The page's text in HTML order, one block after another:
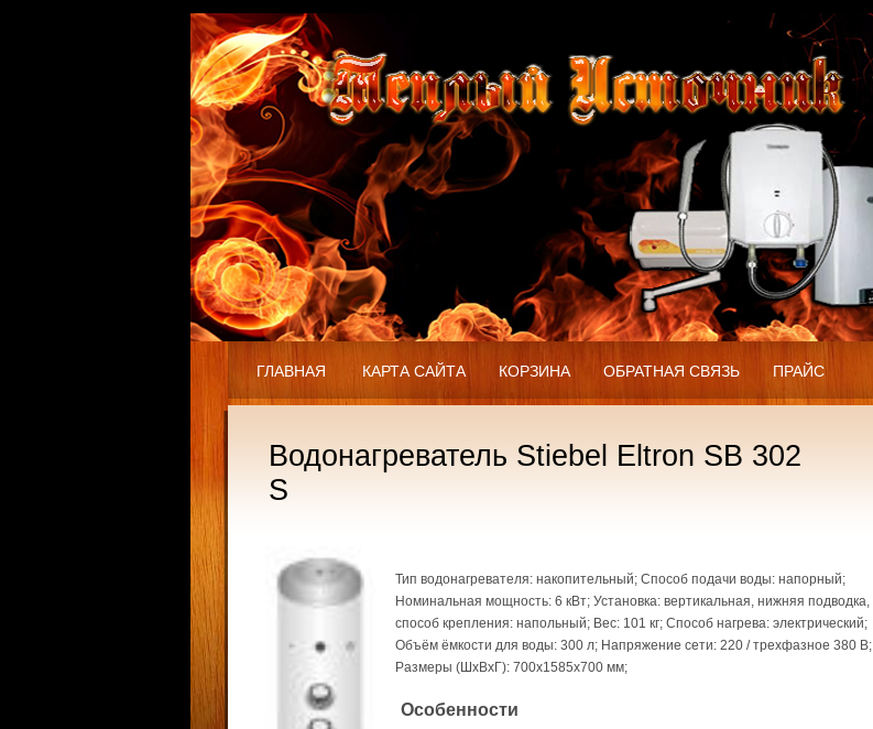
ГЛАВНАЯ КАРТА САЙТА КОРЗИНА ОБРАТНАЯ СВЯЗЬ ПРАЙС
Водонагреватель Stiebel Eltron SB 302
S
Тип водонагревателя: накопительный; Способ подачи воды: напорный;
Номинальная мощность: 6 кВт; Установка: вертикальная, нижняя подводка,
способ крепления: напольный; Вес: 101 кг; Способ нагрева: электрический;
Объём ёмкости для воды: 300 л; Напряжение сети: 220 / трехфазное 380 В;
Размеры (ШхВхГ): 700x1585x700 мм;
Особенности